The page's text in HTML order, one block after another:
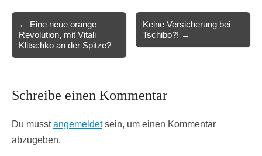
navigation
← Eine neue orange
Revolution, mit Vitali
Klitschko an der Spitze?
Keine Versicherung bei
Tschibo?! →
Schreibe einen Kommentar
Du musstangemeldetsein, um einen Kommentar
abzugeben.